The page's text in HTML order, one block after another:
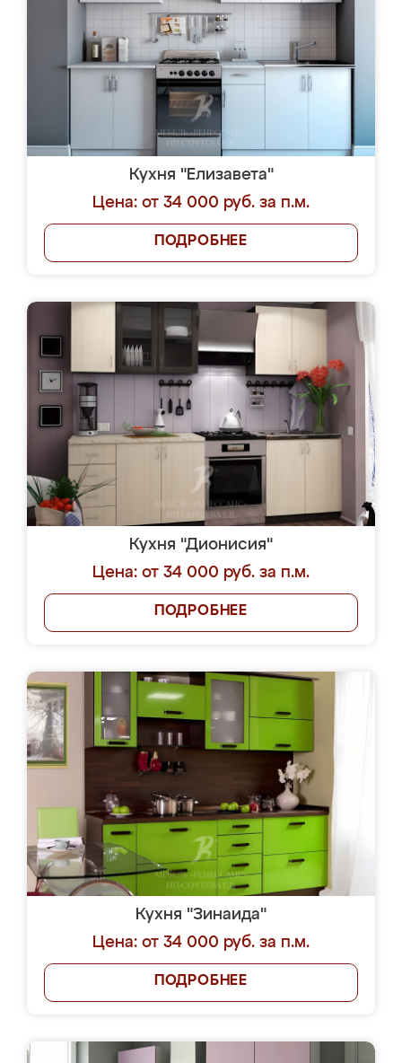
Кухня "Елизавета"
Цена: от 34 000 руб. за п.м.
ПОДРОБНЕЕ
Кухня "Дионисия"
Цена: от 34 000 руб. за п.м.
ПОДРОБНЕЕ
Кухня "Зинаида"
Цена: от 34 000 руб. за п.м.
ПОДРОБНЕЕ